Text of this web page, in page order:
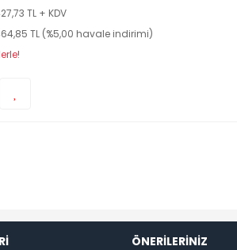
TL + KDV
TL (%5,00 havale indirimi)
ÖNERİLERİNİZ